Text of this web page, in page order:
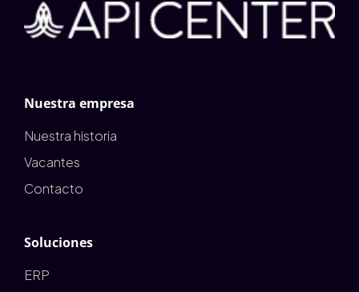
Nuestra empresa
Nuestra historia
Vacantes
Contacto
Soluciones
ERP